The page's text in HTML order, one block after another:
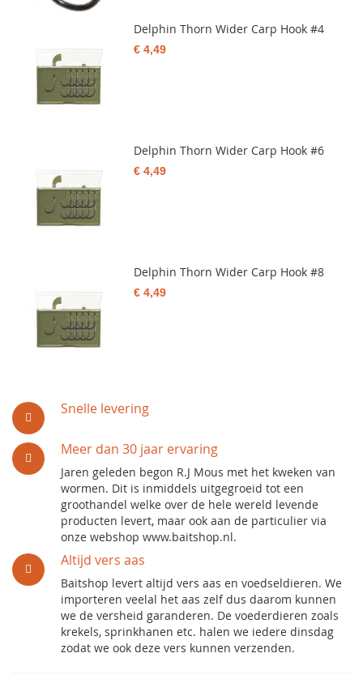
Snelle levering
Meer dan 30 jaar ervaring
Jaren geleden begon R.J Mous met het kweken van
wormen. Dit is inmiddels uitgegroeid tot een
groothandel welke over de hele wereld levende
producten levert, maar ook aan de particulier via
onze webshop www.baitshop.nl.
Altijd vers aas
Baitshop levert altijd vers aas en voedseldieren. We
importeren veelal het aas zelf dus daarom kunnen
we de versheid garanderen. De voederdieren zoals
krekels, sprinkhanen etc. halen we iedere dinsdag
zodat we ook deze vers kunnen verzenden.
Delphin Thorn Wider Carp Hook #4
€ 4,49
Delphin Thorn Wider Carp Hook #6
€ 4,49
Delphin Thorn Wider Carp Hook #8
€ 4,49